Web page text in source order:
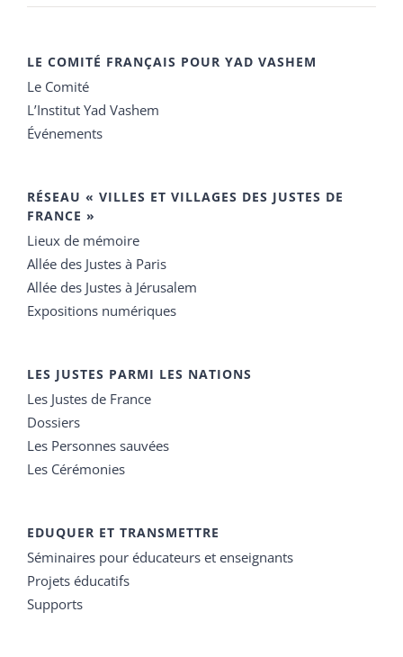
LE COMITÉ FRANÇAIS POUR YAD VASHEM
Le Comité
L’Institut Yad Vashem
Événements
RÉSEAU « VILLES ET VILLAGES DES JUSTES DE
FRANCE »
Lieux de mémoire
Allée des Justes à Paris
Allée des Justes à Jérusalem
Expositions numériques
LES JUSTES PARMI LES NATIONS
Les Justes de France
Dossiers
Les Personnes sauvées
Les Cérémonies
EDUQUER ET TRANSMETTRE
Séminaires pour éducateurs et enseignants
Projets éducatifs
Supports